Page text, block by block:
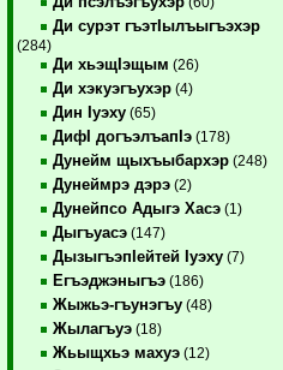
Ди сурэт гъэтIылъыгъэхэр
(284)
Ди хьэщIэщым (26)
Ди хэкуэгъухэр (4)
Дин Iуэху (65)
ДифI догъэлъапIэ (178)
Дунейм щыхъыбархэр (248)
Дунеймрэ дэрэ (2)
Дунейпсо Адыгэ Хасэ (1)
Дыгъуасэ (147)
ДызыгъэпIейтей Iуэху (7)
Егъэджэныгъэ (186)
Жыжьэ-гъунэгъу (48)
Жылагъуэ (18)
Жьыщхьэ махуэ (12)